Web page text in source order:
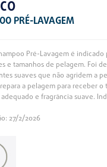
PRÉ-LAVAGEM
Pré-Lavagem é
e tamanhos de pelagem. Foi
suaves que não agridem a
a pelagem para receber
adequado e fragrância suave.
27/2/2026